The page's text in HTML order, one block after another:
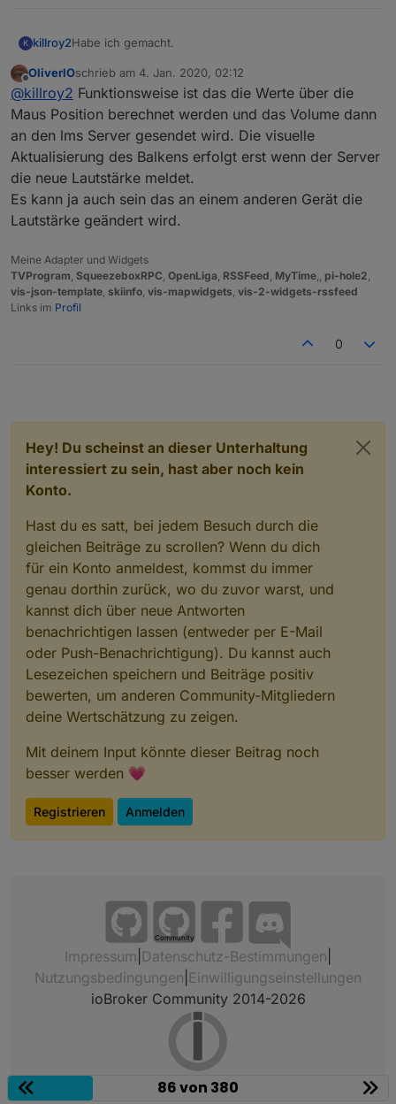
K killroy2Habe ich gemacht.
iobroker squeezeboxrpc -v
0.8.25
Zu test setze ich den Rahmen und Margin auf extra
gross. Klick auf Rahmen klappt, in Margin nicht.
Was mir noch auffällt, manche Eingaben auf Balken
werden abhängig vom Zustand ignoriert oder erst bei
späteren Klicks gemacht.
Beispiel von vielen: oberer Balken aktiv, klick auf den
zweiten wird ignoriert. Dritter und dann zweiter
funktioniert wieder.
Offline
OliverIOschrieb am 4. Jan. 2020, 02:12
zuletzt editiert von
@killroy2 Funktionsweise ist das die Werte über die
Maus Position berechnet werden und das Volume dann
an den lms Server gesendet wird. Die visuelle
Aktualisierung des Balkens erfolgt erst wenn der Server
die neue Lautstärke meldet.
Es kann ja auch sein das an einem anderen Gerät die
Lautstärke geändert wird.
Meine Adapter und Widgets
TVProgram SqueezeboxRPC OpenLiga RSSFeed MyTime pi-hole2
vis-json-template skiinfo vis-mapwidgets vis-2-widgets-rssfeed
Links im Profil
0
Hey! Du scheinst an dieser Unterhaltung
interessiert zu sein, hast aber noch kein
Konto.
Hast du es satt, bei jedem Besuch durch die
gleichen Beiträge zu scrollen? Wenn du dich
für ein Konto anmeldest, kommst du immer
genau dorthin zurück, wo du zuvor warst, und
kannst dich über neue Antworten
benachrichtigen lassen (entweder per E-Mail
oder Push-Benachrichtigung). Du kannst auch
Lesezeichen speichern und Beiträge positiv
bewerten, um anderen Community-Mitgliedern
deine Wertschätzung zu zeigen.
Mit deinem Input könnte dieser Beitrag noch
besser werden 💗
Registrieren Anmelden
Community
Impressum Datenschutz-Bestimmungen
Nutzungsbedingungen Einwilligungseinstellungen
ioBroker Community 2014-2026
86 von 380